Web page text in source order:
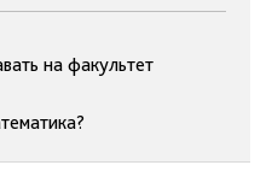
на факультет